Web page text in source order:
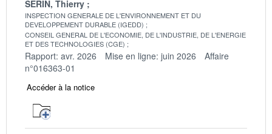
SERIN, Thierry
INSPECTION GENERALE DE L'ENVIRONNEMENT ET DU
DEVELOPPEMENT DURABLE (IGEDD)
CONSEIL GENERAL DE L'ECONOMIE, DE L'INDUSTRIE, DE L'ENERGIE
ET DES TECHNOLOGIES (CGE)
Rapport: avr. 2026 Mise en ligne: juin 2026
Affaire
n°016363-01
Accéder à la notice